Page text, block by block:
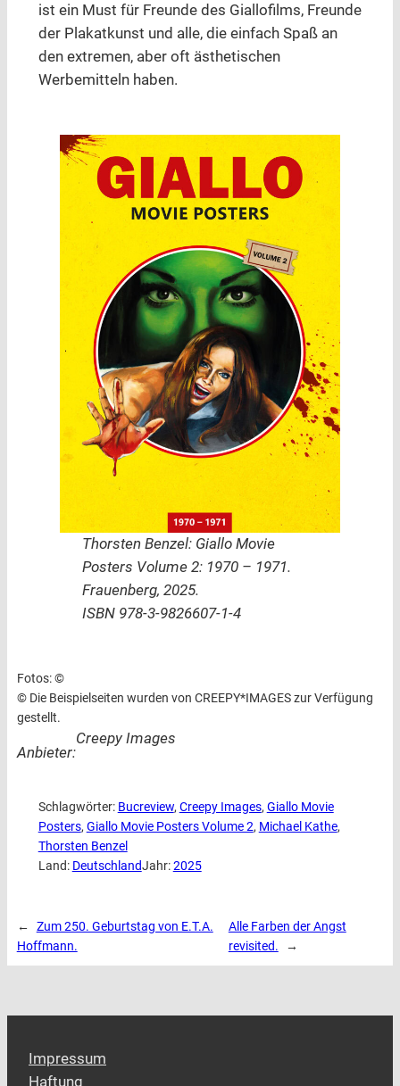
ist ein Must für Freunde des Giallofilms, Freunde
der Plakatkunst und alle, die einfach Spaß an
den extremen, aber oft ästhetischen
Werbemitteln haben.
Thorsten Benzel: Giallo Movie
Posters Volume 2: 1970 – 1971.
Frauenberg, 2025.
ISBN 978-3-9826607-1-4
Fotos: ©
© Die Beispielseiten wurden von CREEPY*IMAGES zur Verfügung
gestellt.
Anbieter:
Creepy Images
Schlagwörter: Bucreview, Creepy Images, Giallo Movie
Posters, Giallo Movie Posters Volume 2, Michael Kathe
Thorsten Benzel
Land: DeutschlandJahr:2025
←
Zum 250. Geburtstag von E.T.A.
Hoffmann.
Alle Farben der Angst
revisited.
→
Impressum
Haftung